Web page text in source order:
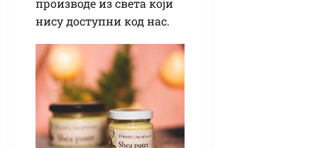
производе из света који
нису доступни код нас.